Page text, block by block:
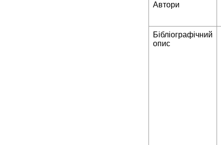
Автори
Бібліографічний
опис